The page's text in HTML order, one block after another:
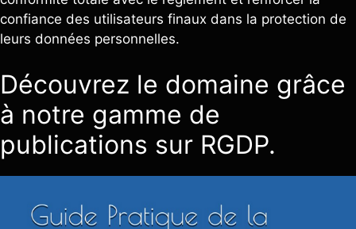
confiance des utilisateurs finaux dans la protection de
leurs données personnelles.
Découvrez le domaine grâce
à notre gamme de
publications sur RGDP.